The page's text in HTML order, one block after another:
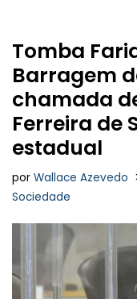
Tomba
Barragem
chamada
Ferreira de
estadual
por Wallace Azevedo
Sociedade